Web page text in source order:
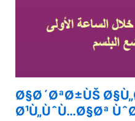
Ø§Ø´ØªØ±ÙŠ
Ø¹Ù„ÙˆÙ…Ø§Øª